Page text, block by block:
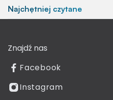
Najchętniej czytane
Znajdź nas
Facebook
Instagram